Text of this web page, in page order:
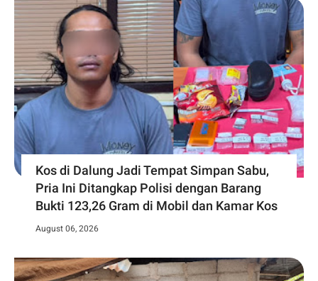
Kos di Dalung Jadi Tempat Simpan Sabu,
Pria Ini Ditangkap Polisi dengan Barang
Bukti 123,26 Gram di Mobil dan Kamar Kos
August 06, 2026